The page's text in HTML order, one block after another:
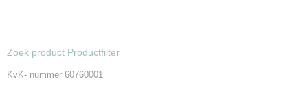
Zoek product Productfilter
KvK- nummer 60760001